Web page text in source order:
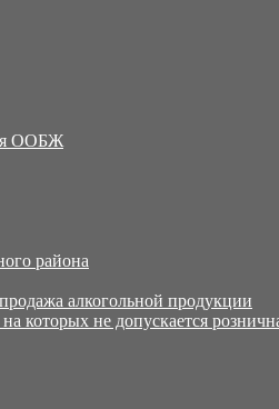
ООБЖ
района
алкогольной продукции
которых не допускается